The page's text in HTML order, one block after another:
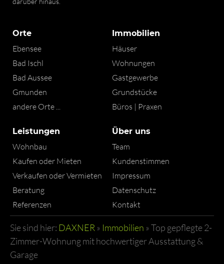
Orte
Ebensee
Bad Ischl
Bad Aussee
Gmunden
andere Orte ...
Immobilien
Häuser
Wohnungen
Gastgewerbe
Grundstücke
Büros | Praxen
Leistungen
Wohnbau
Kaufen oder Mieten
Verkaufen oder Vermieten
Beratung
Referenzen
Über uns
Team
Kundenstimmen
Impressum
Datenschutz
Kontakt
Sie sind hier: DAXNER » Immobilien »Top gepflegte 2-
Zimmer-Wohnung mit hochwertiger Ausstattung &
Garage